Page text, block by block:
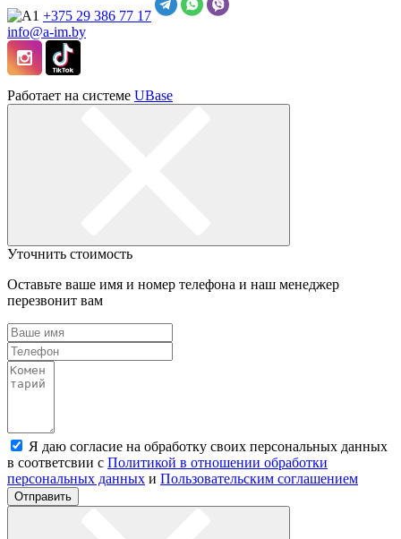
+375 29 386 77 17
info@a-im.by
Работает на системе UBase
Уточнить стоимость
Оставьте ваше имя и номер телефона и наш менеджер
перезвонит вам
Я даю согласие на обработку своих персональных данных
в соответсвии с Политикой в отношении обработки
персональных данных и Пользовательским соглашением
Отправить